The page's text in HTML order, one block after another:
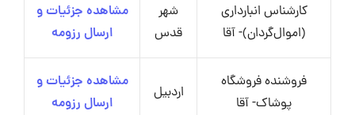
کارشناس انبارداری
(اموال‌گردان)- آقا
شهر
قدس
مشاهده جزئیات و
ارسال رزومه
فروشنده فروشگاه
پوشاک- آقا
اردبیل
مشاهده جزئیات و
ارسال رزومه